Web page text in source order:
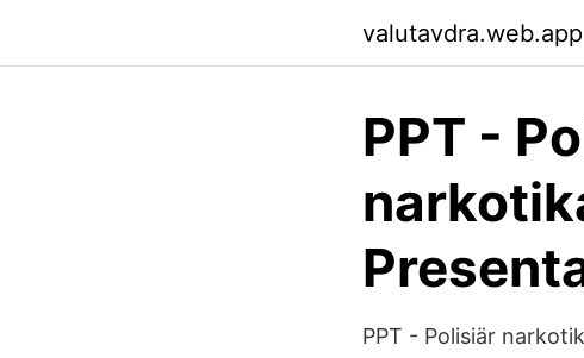
valutavdra.web.app
PPT -
PPT - Polisiär